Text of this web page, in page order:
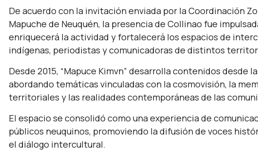
De acuerdo con la invitación enviada por la Coordinación
Mapuche de Neuquén, la presencia de Collinao fue
enriquecerá la actividad y fortalecerá los espacios de
indígenas, periodistas y comunicadoras de distintos
Desde 2015, “Mapuce Kimvn” desarrolla contenidos desde
abordando temáticas vinculadas con la cosmovisión, la
territoriales y las realidades contemporáneas de las
El espacio se consolidó como una experiencia de
públicos neuquinos, promoviendo la difusión de voces
el diálogo intercultural.